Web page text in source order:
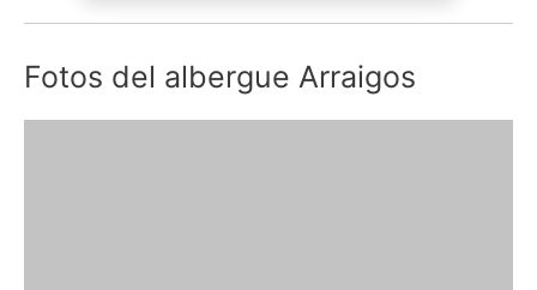
Fotos del albergue Arraigos